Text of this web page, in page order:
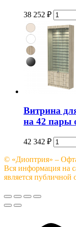
38 252 ₽
Витрина
на 42 пары
42 342 ₽
© «Диоптрия» –
Вся информация на
является публичной